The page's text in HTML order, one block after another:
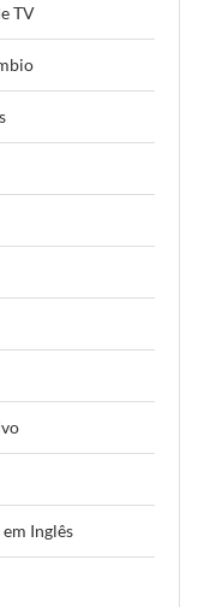
TV
Inglês